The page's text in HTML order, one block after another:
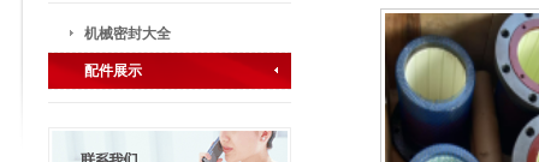
机械密封大全
配件展示